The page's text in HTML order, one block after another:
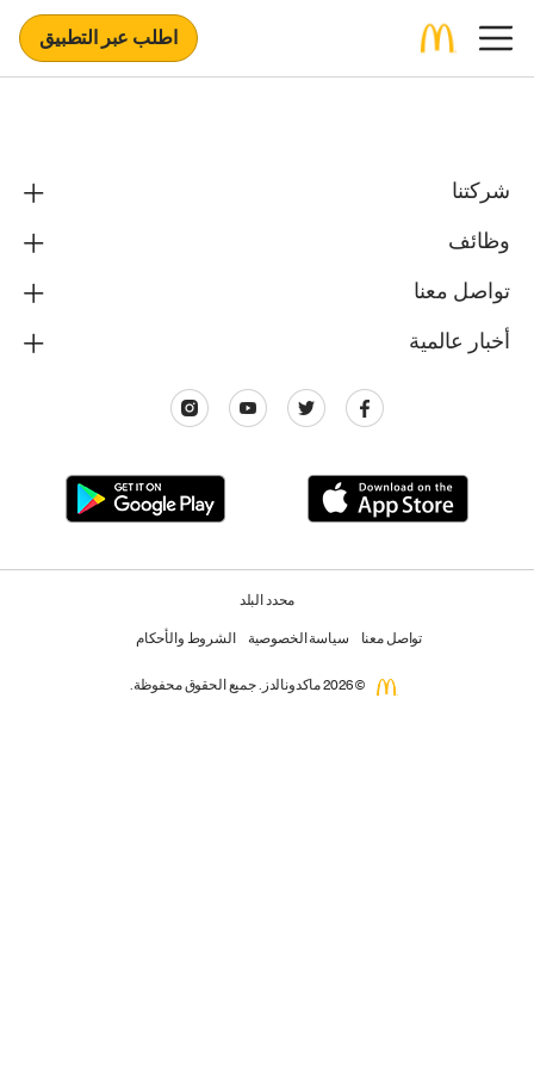
اطلب عبر التطبيق
شركتنا
وظائف
تواصل معنا
أخبار عالمية
محدد البلد
تواصل معنا سياسة الخصوصية الشروط والأحكام
© 2026 ماكدونالدز. جميع الحقوق محفوظة.